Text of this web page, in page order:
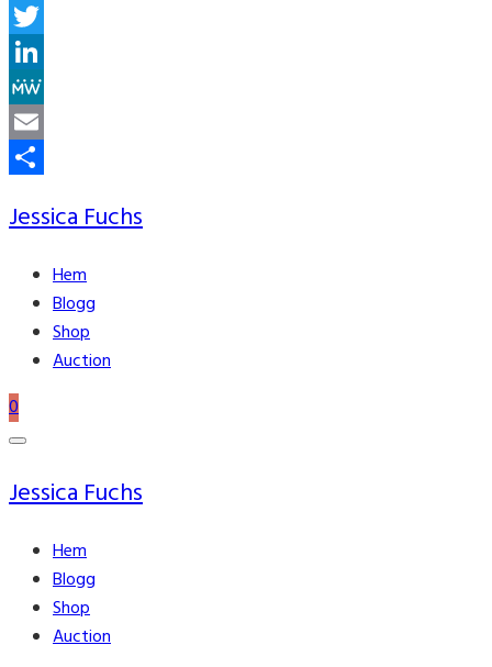
Facebook
Twitter
LinkedIn
MeWe
Email
Jessica Fuchs
Hem
Blogg
Shop
Auction
0
Jessica Fuchs
Hem
Blogg
Shop
Auction